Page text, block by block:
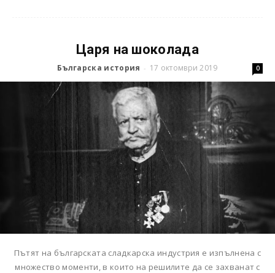
Царя на шоколада
Българска история - 17 октомври 2019 0
Пътят на българската сладкарска индустрия е изпълнена с
множество моменти, в които на решилите да се захванат с